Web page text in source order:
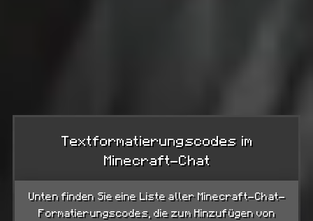
Textformatierungscodes im
Minecraft-Chat
Unten finden Sie eine Liste aller Minecraft-Chat-
Formatierungscodes, die zum Hinzufügen von